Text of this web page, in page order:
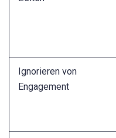
Ignorieren von
Engagement